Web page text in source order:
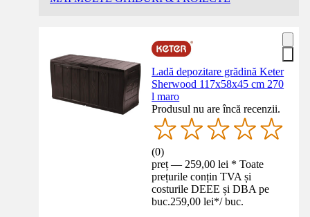
Ladă depozitare grădină Keter
Sherwood 117x58x45 cm 270
l maro
Produsul nu are încă recenzii.
(0)
preț — 259,00 lei * Toate
prețurile conțin TVA și
costurile DEEE și DBA pe
buc.259,00 lei*/ buc.